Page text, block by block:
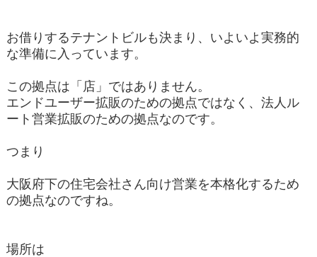
お借りするテナントビルも決まり、いよいよ実務的
な準備に入っています。
この拠点は「店」ではありません。
エンドユーザー拡販のための拠点ではなく、法人ル
ート営業拡販のための拠点なのです。
つまり
大阪府下の住宅会社さん向け営業を本格化するため
の拠点なのですね。
場所は